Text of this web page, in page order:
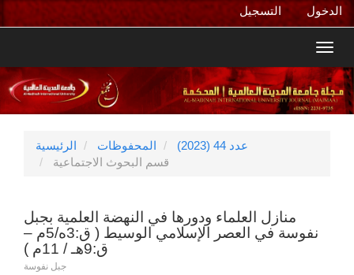
الرئيسي
الشريط
الجانبي
التسجيل الدخول
الرئيسية المحفوظات
عدد 44 (2023)
قسم البحوث الاجتماعية
منازل العلماء ودورها في النهضة العلمية بجبل
نفوسة في العصر الإسلامي الوسيط ( ق:3ه/5م –
ق:9هـ / 11م )
جبل نفوسة